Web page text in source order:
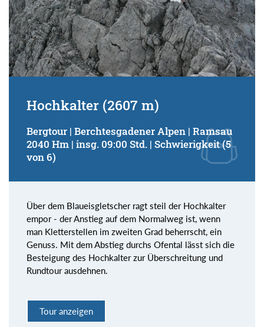
Hochkalter (2607 m)
Bergtour | Berchtesgadener Alpen | Ramsau
2040 Hm | insg. 09:00 Std. | Schwierigkeit (5
von 6)
Über dem Blaueisgletscher ragt steil der Hochkalter
empor - der Anstieg auf dem Normalweg ist, wenn
man Kletterstellen im zweiten Grad beherrscht, ein
Genuss. Mit dem Abstieg durchs Ofental lässt sich die
Besteigung des Hochkalter zur Überschreitung und
Rundtour ausdehnen.
Tour anzeigen